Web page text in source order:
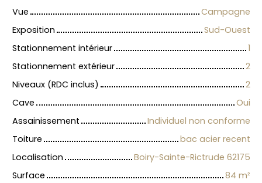
Vue
Campagne
Exposition
Sud-Ouest
Stationnement intérieur
1
Stationnement extérieur
2
Niveaux (RDC inclus)
2
Cave
Oui
Assainissement
Individuel non conforme
Toiture
bac acier recent
Localisation
Boiry-Sainte-Rictrude 62175
Surface
84 m²